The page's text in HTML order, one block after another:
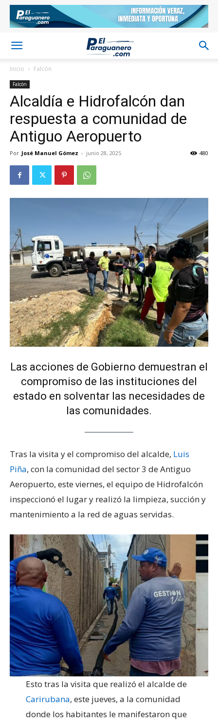
Inicio Falcón
Falcón
Alcaldía e Hidrofalcón dan
respuesta a comunidad de
Antiguo Aeropuerto
Por José Manuel Gómez - junio 28, 2025 480
Las acciones de Gobierno demuestran el
compromiso de las instituciones del
estado en solventar las necesidades de
las comunidades.
Tras la visita y el compromiso del alcalde, Luis
Piña, con la comunidad del sector 3 de Antiguo
Aeropuerto, este viernes, el equipo de Hidrofalcón
inspeccionó el lugar y realizó la limpieza, succión y
mantenimiento a la red de aguas servidas.
Esto tras la visita que realizó el alcalde de
Carirubana, este jueves, a la comunidad
donde los habitantes le manifestaron que